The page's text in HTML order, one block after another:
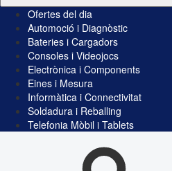
Ofertes del dia
Automoció i Diagnòstic
Bateries i Cargadors
Consoles i Videojocs
Electrònica i Components
Eines i Mesura
Informàtica i Connectivitat
Soldadura i Reballing
Telefonia Mòbil i Tablets